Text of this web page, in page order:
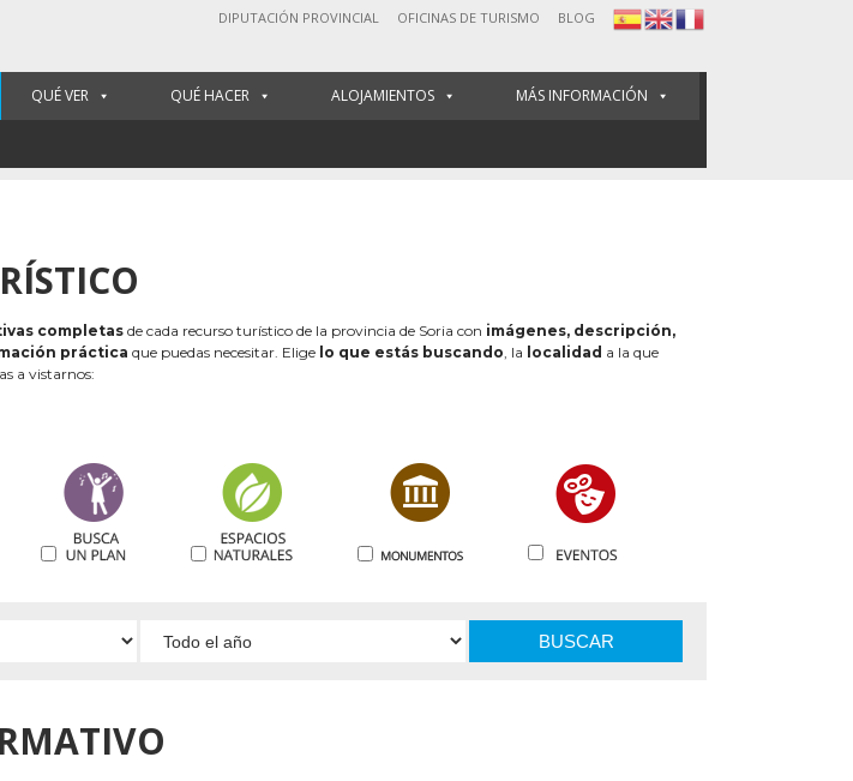
DIPUTACIÓN PROVINCIAL OFICINAS DE TURISMO BLOG
QUÉ VER QUÉ HACER ALOJAMIENTOS MÁS INFORMACIÓN
completas de cada recurso turístico de la provincia de Soria con imágenes, descripción,
práctica que puedas necesitar. Elige lo que estás buscando, la localidad a la que
a vistarnos:
BUSCAR